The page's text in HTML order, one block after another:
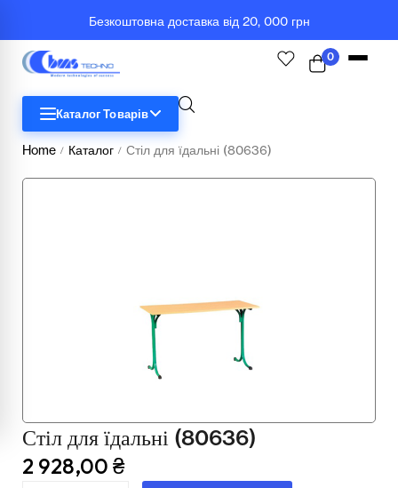
Безкоштовна доставка від 20, 000 грн
0
Каталог Товарів
Меблі
Медичні тренажери та манекени
Освіта
Телерадіо обладнання
Home / Каталог / Стіл для їдальні (80636)
Стіл для їдальні (80636)
2 928,00 ₴